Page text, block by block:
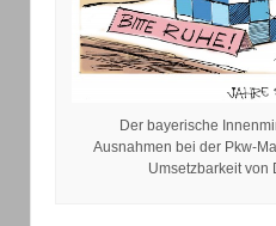
Der bayerische
Ausnahmen bei der Pkw-
Umsetzbarkeit von